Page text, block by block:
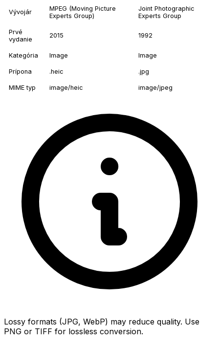
Vývojár
MPEG (Moving Picture
Experts Group)
Joint Photographic
Experts Group
Prvé
vydanie
2015 1992
Kategória Image Image
Prípona .heic .jpg
MIME typ image/heic image/jpeg
Lossy formats (JPG, WebP) may reduce quality. Use
PNG or TIFF for lossless conversion.